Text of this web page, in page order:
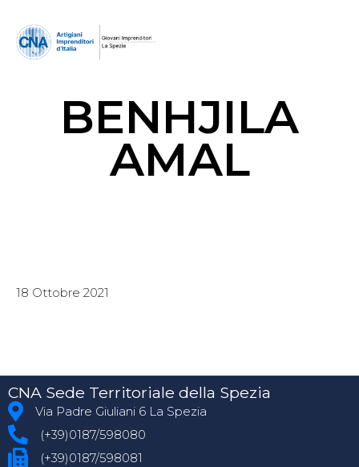
BENHJILA
AMAL
18 Ottobre 2021
CNA Sede Territoriale della Spezia
Via Padre Giuliani 6 La Spezia
(+39)0187/598080
(+39)0187/598081